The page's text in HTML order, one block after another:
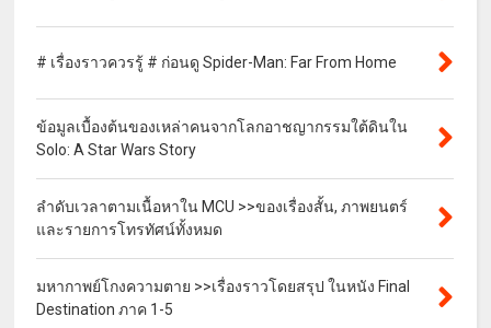
# เรื่องราวควรรู้ # ก่อนดู Spider-Man: Far From Home
ข้อมูลเบื้องต้นของเหล่าคนจากโลกอาชญากรรมใต้ดินใน
Solo: A Star Wars Story
ลำดับเวลาตามเนื้อหาใน MCU >>ของเรื่องสั้น, ภาพยนตร์
และรายการโทรทัศน์ทั้งหมด
มหากาพย์โกงความตาย >>เรื่องราวโดยสรุป ในหนัง Final
Destination ภาค 1-5